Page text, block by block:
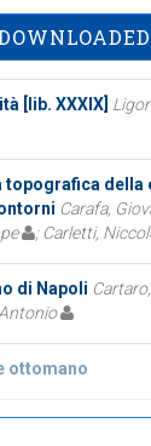
[lib. XXXIX]
topografica della
Carafa,
; Carletti,
di Napoli
ottomano